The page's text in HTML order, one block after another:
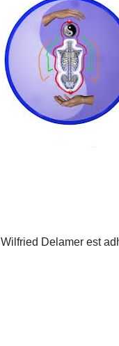
Wilfried Delamer est